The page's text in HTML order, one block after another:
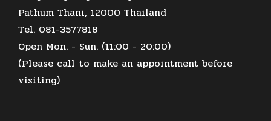
Pathum Thani, 12000 Thailand
Tel. 081-3577818
Open Mon. - Sun. (11:00 - 20:00)
(Please call to make an appointment before
visiting)